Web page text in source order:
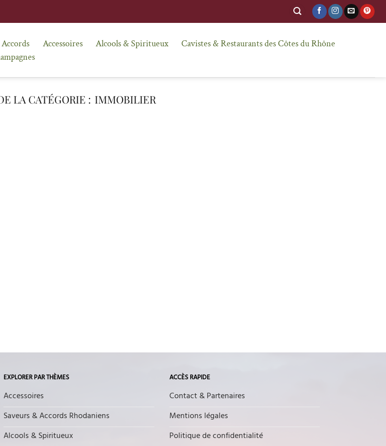
Accessoires Alcools & Spiritueux
Cavistes & Restaurants des Côtes du Rhône
IMMOBILIER
EXPLORER PAR THÈMES
Accessoires
Saveurs & Accords Rhodaniens
Alcools & Spiritueux
ACCÈS RAPIDE
Contact & Partenaires
Mentions légales
Politique de confidentialité